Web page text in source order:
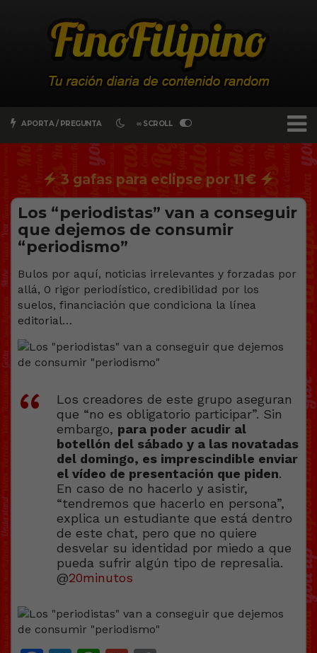
APORTA / PREGUNTA ∞ SCROLL
3 gafas para eclipse por 11€
Los “periodistas” van a conseguir
que dejemos de consumir
“periodismo”
Bulos por aquí, noticias irrelevantes y forzadas por
allá, 0 rigor periodístico, credibilidad por los
suelos, financiación que condiciona la línea
editorial…
Los creadores de este grupo aseguran
que “no es obligatorio participar”. Sin
embargo, para poder acudir al
botellón del sábado y a las novatadas
del domingo, es imprescindible enviar
el vídeo de presentación que piden.
En caso de no hacerlo y asistir,
“tendremos que hacerlo en persona”,
explica un estudiante que está dentro
de este chat, pero que no quiere
desvelar su identidad por miedo a que
pueda sufrir algún tipo de represalia.
@20minutos